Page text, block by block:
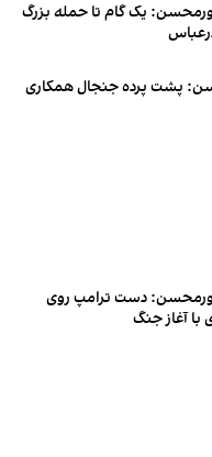
یک گام تا حمله بزرگ
پشت پرده جنجال همکاری
پورمحسن: دست ترامپ روی
آغاز جنگ